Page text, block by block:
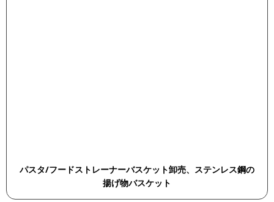
パスタ/フードストレーナーバスケット卸売、ステンレス鋼の
揚げ物バスケット